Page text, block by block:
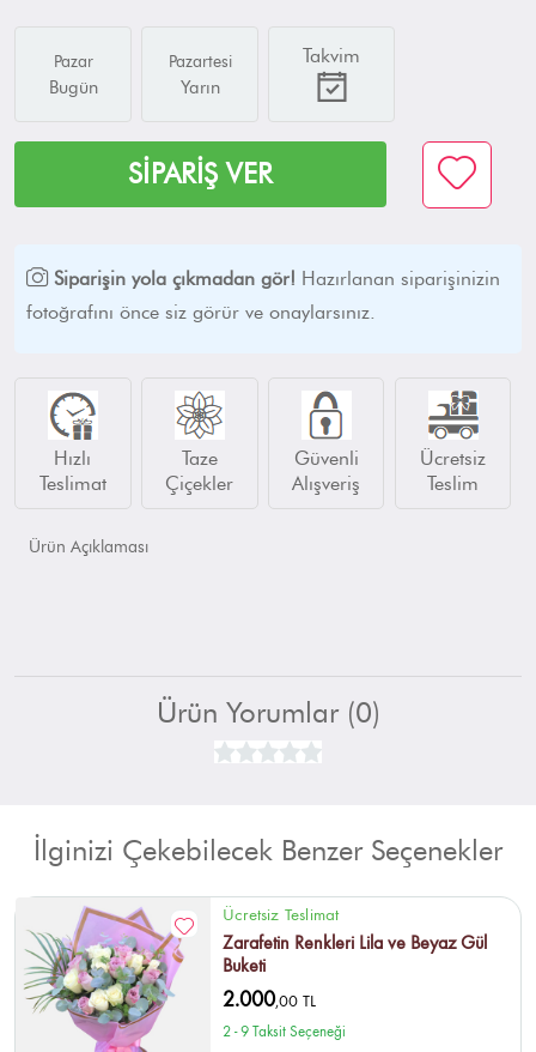
Pazar
Bugün
Pazartesi
Yarın
Takvim
SİPARİŞ VER
Siparişin yola çıkmadan gör! Hazırlanan siparişinizin
fotoğrafını önce siz görür ve onaylarsınız.
Hızlı
Teslimat
Taze
Çiçekler
Güvenli
Alışveriş
Ücretsiz
Teslim
Ürün Açıklaması
Ürün Yorumlar (0)
İlginizi Çekebilecek Benzer Seçenekler
Ücretsiz Teslimat
Zarafetin Renkleri Lila ve Beyaz Gül
Buketi
2.000,00 TL
2 - 9 Taksit Seçeneği